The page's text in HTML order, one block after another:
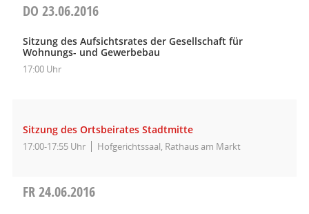
DO 23.06.2016
Sitzung des Aufsichtsrates der Gesellschaft für
Wohnungs- und Gewerbebau
17:00 Uhr
Sitzung des Ortsbeirates Stadtmitte
17:00-17:55 Uhr Hofgerichtssaal, Rathaus am Markt
FR24.06.2016